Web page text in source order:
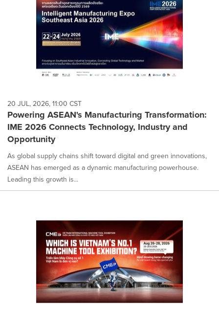
20 JUL, 2026, 11:00 CST
Powering ASEAN's Manufacturing Transformation:
IME 2026 Connects Technology, Industry and
Opportunity
As global supply chains shift toward digital and green innovations,
ASEAN has emerged as a dynamic manufacturing powerhouse.
Leading this growth is...